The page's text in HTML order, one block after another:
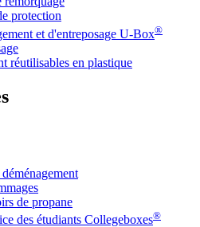
protection
et d'entreposage U-Box®
réutilisables en plastique
de propane
des étudiants Collegeboxes®